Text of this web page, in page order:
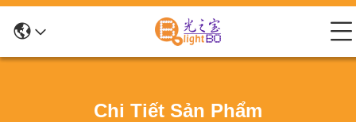
Chi Tiết Sản Phẩm